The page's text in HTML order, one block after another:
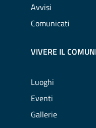
Avvisi
Comunicati
VIVERE IL
Luoghi
Eventi
Gallerie